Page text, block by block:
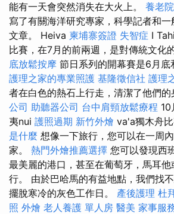
能有一天會突然消失在大火上。 養老院
寫了有關海洋研究專家，科學記者和
文章。 Heiva 柬埔寨簽證 失智症 I
比賽，在7月的前兩週，是對傳統文化
底放鬆按摩 節日系列的開幕賽是6月
護理之家的專業照護 基隆徵信社 護理
者在白色的熱石上行走，清潔了他們的
公司 助聽器公司 台中肩頸放鬆療程
夷nui 護照過期 新竹外燴 va'a獨木舟比
是什麼 想像一下旅行，您可以在一周
家。 熱門外燴推薦選擇 您可以發現西
最美麗的港口，甚至在葡萄牙，馬耳
行。 由於巴哈馬的有益地點，我們找
擺脫寒冷的灰色工作日。 產後護理 杜
照 外燴 老人養護 單人房 醫美 家事服